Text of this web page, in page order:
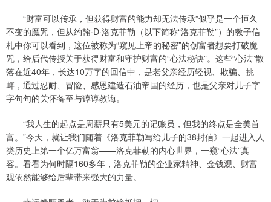
“财富可以传承，但获得财富的能力却无法传承”似乎是一个恒久
不变的魔咒，但从约翰·D·洛克菲勒（以下简称“洛克菲勒”）的教子信
札中你可以看到，这位被称为“窥见上帝的秘密”的创富者想要打破魔
咒，给后代传授关于获得财富和守护财富的“心法秘诀”。这些“心法”散
落在近40年，长达10万字的回信中，是老父亲经历轻视、欺骗、挑
衅，通过忍耐、冒险、感恩建造石油帝国的经历，也是父亲对儿子字
字句句的关怀备至与谆谆教诲。
“我人生的起点是周薪只有5美元的记账员，但我的终点是全美首
富。”今天，就让我们随着《洛克菲勒写给儿子的38封信》一起进入人
类历史上第一个亿万富翁——洛克菲勒的内心世界，一窥“心法”真
容。看看为何时隔160多年，洛克菲勒的企业家精神、金钱观、财富
观依然能够给后辈带来强大的力量。